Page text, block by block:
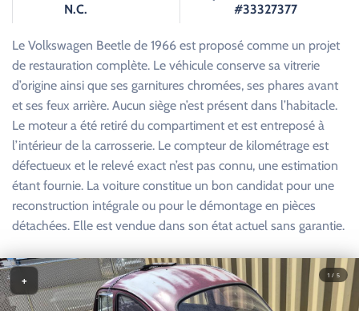
N.C. #33327377
Le Volkswagen Beetle de 1966 est proposé comme un projet
de restauration complète. Le véhicule conserve sa vitrerie
d’origine ainsi que ses garnitures chromées, ses phares avant
et ses feux arrière. Aucun siège n’est présent dans l’habitacle.
Le moteur a été retiré du compartiment et est entreposé à
l’intérieur de la carrosserie. Le compteur de kilométrage est
défectueux et le relevé exact n’est pas connu, une estimation
étant fournie. La voiture constitue un bon candidat pour une
reconstruction intégrale ou pour le démontage en pièces
détachées. Elle est vendue dans son état actuel sans garantie.
1 / 5
+